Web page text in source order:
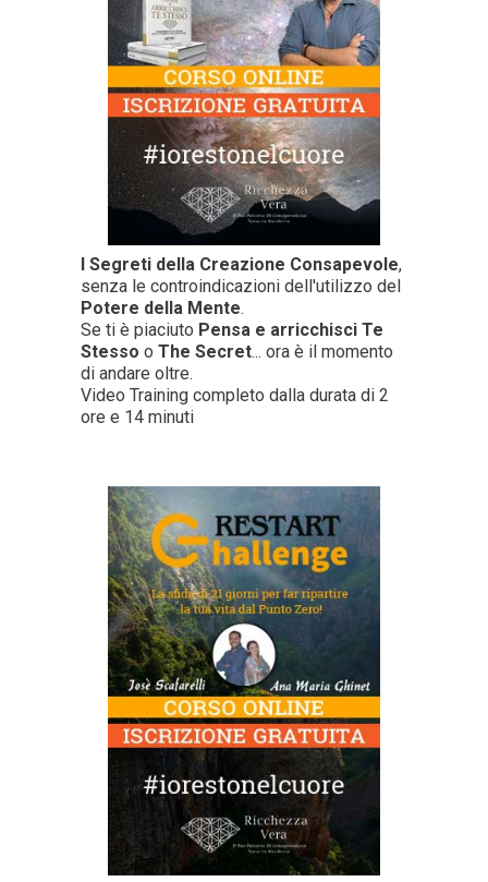
I Segreti della Creazione Consapevole,
senza le controindicazioni dell'utilizzo del
Potere della Mente.
Se ti è piaciuto Pensa e arricchisci Te
Stesso o The Secret... ora è il momento
di andare oltre.
Video Training completo dalla durata di 2
ore e 14 minuti